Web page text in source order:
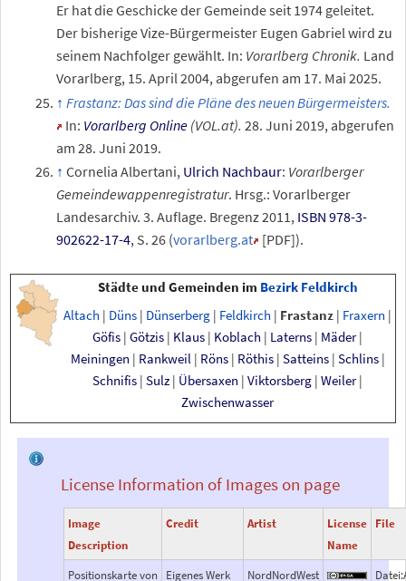
Er hat die Geschicke der Gemeinde seit 1974 geleitet.
Der bisherige Vize-Bürgermeister Eugen Gabriel wird zu
seinem Nachfolger gewählt. In: Vorarlberg Chronik. Land
Vorarlberg, 15. April 2004, abgerufen am 17. Mai 2025.
Frastanz: Das sind die Pläne des neuen Bürgermeisters.
In: Vorarlberg Online (VOL.at). 28. Juni 2019, abgerufen
am 28. Juni 2019.
Cornelia Albertani, Ulrich Nachbaur: Vorarlberger
Gemeindewappenregistratur. Hrsg.: Vorarlberger
Landesarchiv. 3. Auflage. Bregenz 2011, ISBN 978-3-
902622-17-4, S. 26 (vorarlberg.at [PDF]).
Städte und Gemeinden im Bezirk Feldkirch
Altach | Düns | Dünserberg | Feldkirch | Frastanz | Fraxern |
Göfis | Götzis | Klaus | Koblach | Laterns | Mäder |
Meiningen | Rankweil | Röns | Röthis | Satteins | Schlins |
Schnifis | Sulz | Übersaxen | Viktorsberg | Weiler |
Zwischenwasser
License Information of Images on page
Image
Description
Credit Artist
License
Name
File
Positionskarte von
Eigenes Werk
NordNordWest